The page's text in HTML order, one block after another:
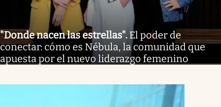
"Donde nacen las estrellas". El poder de
conectar: cómo es Nébula, la comunidad que
apuesta por el nuevo liderazgo femenino